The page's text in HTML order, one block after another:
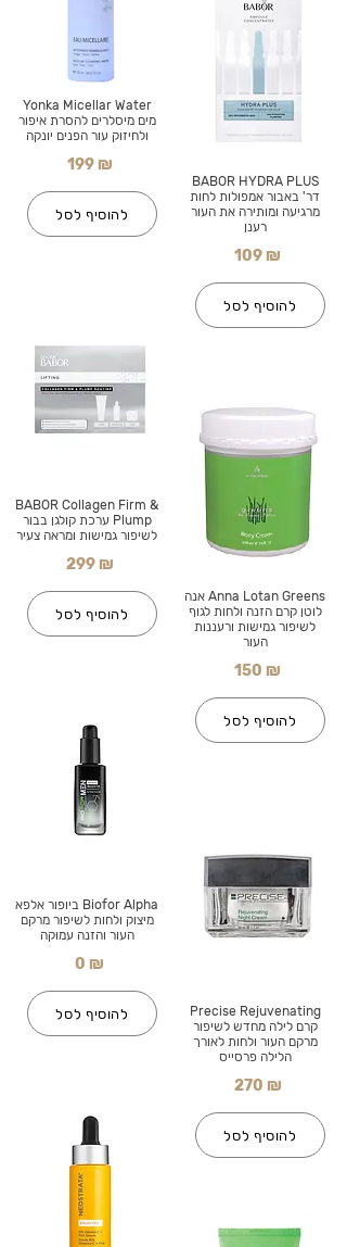
Yonka Micellar Water
מים מיסלרים להסרת איפור
ולחיזוק עור הפנים יונקה
199 ₪
להוסיף לסל
BABOR Collagen Firm &
Plump ערכת קולגן בבור
לשיפור גמישות ומראה צעיר
299 ₪
להוסיף לסל
Biofor Alpha ביופור אלפא
מיצוק ולחות לשיפור מרקם
העור והזנה עמוקה
0 ₪
להוסיף לסל
BABOR HYDRA PLUS
דר' באבור אמפולות לחות
מרגיעה ומותירה את העור
רענן
109 ₪
להוסיף לסל
Anna Lotan Greens אנה
לוטן קרם הזנה ולחות לגוף
לשיפור גמישות ורעננות
העור
150 ₪
להוסיף לסל
Precise Rejuvenating
קרם לילה מחדש לשיפור
מרקם העור ולחות לאורך
הלילה פרסייס
270 ₪
להוסיף לסל